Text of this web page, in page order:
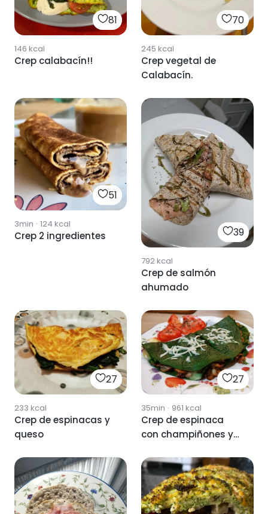
81
146 kcal
Crep calabacín!!
70
245 kcal
Crep vegetal de
Calabacín.
51
3min · 124 kcal
Crep 2 ingredientes 39
792kcal
Crep de salmón
ahumado
27
233 kcal
Crep de espinacas y
queso
27
35min · 961 kcal
Crep de espinaca
con champiñones y